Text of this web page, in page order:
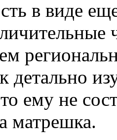
в виде
детально
ему не
матрешка.